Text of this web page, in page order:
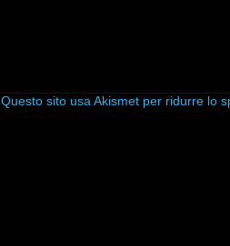
Questo sito usa Akismet per ridurre lo